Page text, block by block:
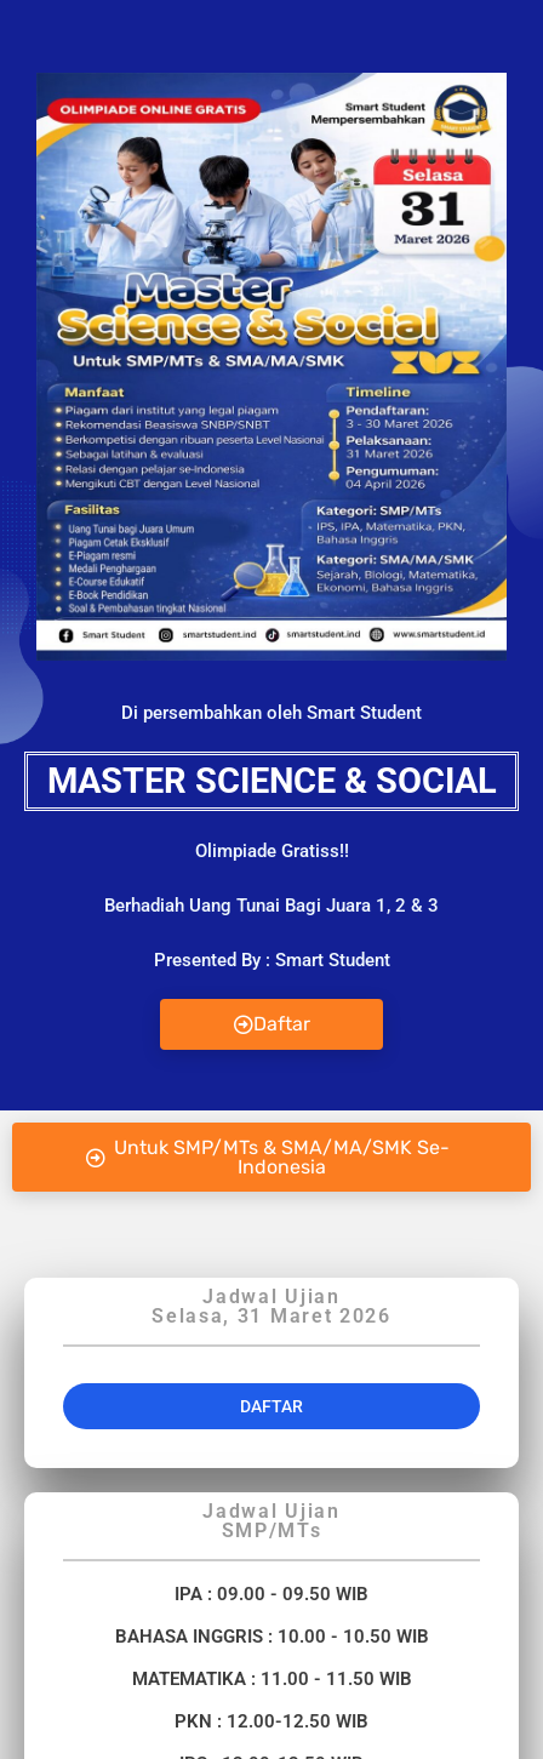
Di persembahkan oleh Smart Student
MASTER SCIENCE & SOCIAL
Olimpiade Gratiss!!
Berhadiah Uang Tunai Bagi Juara 1, 2 & 3
Presented By : Smart Student
Daftar
Untuk SMP/MTs & SMA/MA/SMK Se-
Indonesia
Jadwal Ujian
Selasa, 31 Maret 2026
DAFTAR
Jadwal Ujian
SMP/MTs
IPA : 09.00 - 09.50 WIB
BAHASA INGGRIS : 10.00 - 10.50 WIB
MATEMATIKA : 11.00 - 11.50 WIB
PKN : 12.00-12.50 WIB